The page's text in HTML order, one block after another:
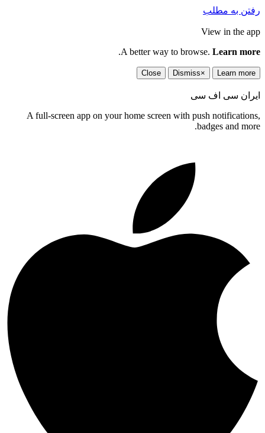
رفتن به مطلب
View in the app
A better way to browse. Learn more
.
Learn more
×
Dismiss
Close
ایران سی اف سی
A full-screen app on your home screen with push notifications,
badges and more.